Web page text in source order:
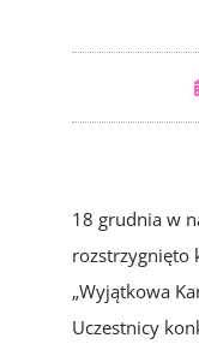
18 grudnia w
rozstrzygnięto
„Wyjątkowa
Uczestnicy